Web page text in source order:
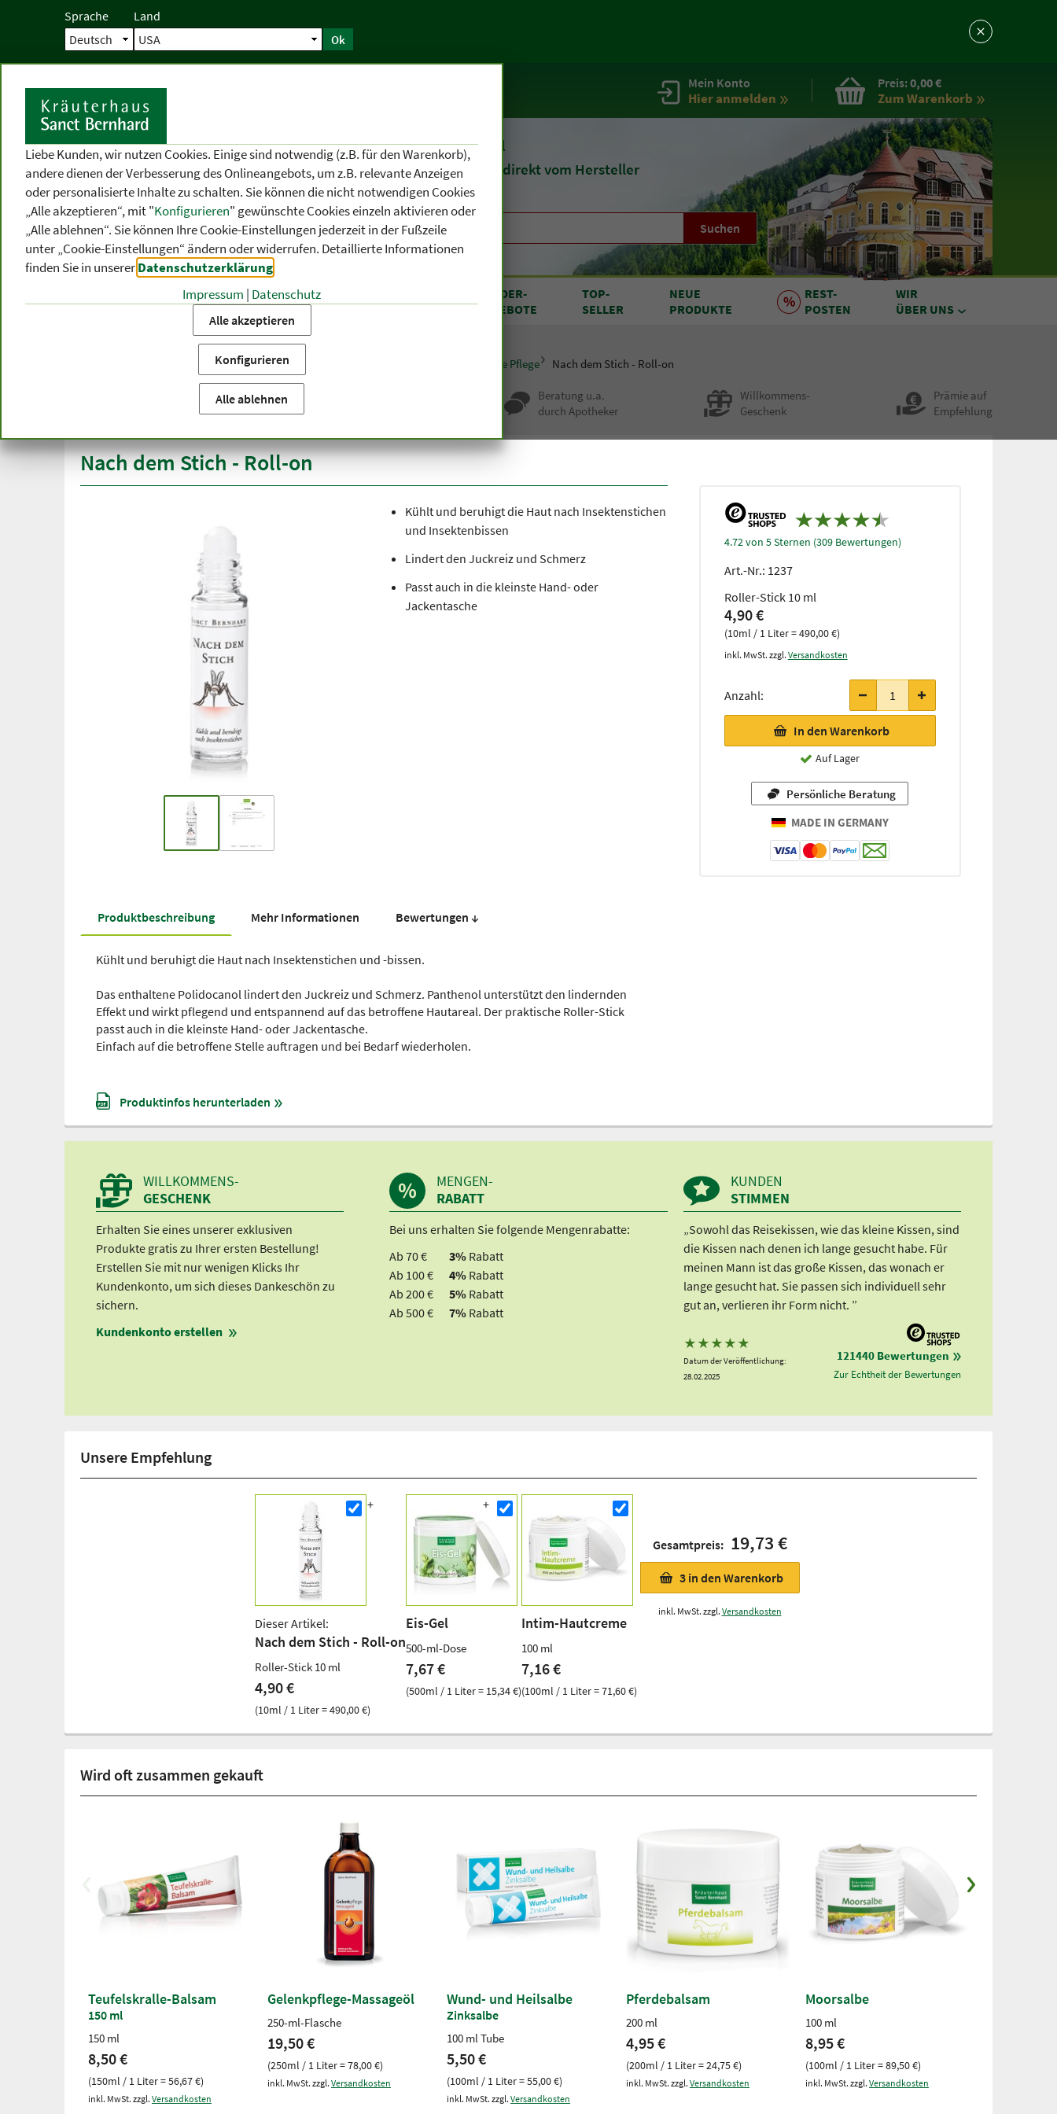
Sprache Land
Ok
Startseite Mein Konto
Hier anmelden
Preis:0,00 €
Zum Warenkorb
Seit 1903Naturheilmittel
undKosmetik direkt vom Hersteller
Suchen
KATEGORIEN
THEMEN-
BEREICHE
VON A BIS Z
SONDER-
ANGEBOTE
TOP-
SELLER
NEUE
PRODUKTE
REST-
POSTEN
WIR
ÜBER UNS
Startseite Produktkategorien Besondere Pflege
Nach dem Stich - Roll-on
Beratung u.a.
durch Apotheker
Willkommens-
Geschenk
Prämie auf
Empfehlung
Nach dem Stich - Roll-on
4.72 von 5 Sternen (309 Bewertungen)
Art.-Nr.: 1237
Roller-Stick 10 ml
4,90 €
(10ml / 1 Liter = 490,00 €)
inkl. MwSt. zzgl. Versandkosten
Anzahl:
In den Warenkorb
Auf Lager
Persönliche Beratung
Kühlt und beruhigt die Haut nach Insektenstichen
und Insektenbissen
Lindert den Juckreiz und Schmerz
Passt auch in die kleinste Hand- oder
Jackentasche
Produkt­beschreibung Mehr Informationen Bewer­tungen ↓
Kühlt und beruhigt die Haut nach Insektenstichen und -bissen.
Das enthaltene Polidocanol lindert den Juckreiz und Schmerz. Panthenol unterstützt den lindernden
Effekt und wirkt pflegend und entspannend auf das betroffene Hautareal. Der praktische Roller-Stick
passt auch in die kleinste Hand- oder Jackentasche.
Einfach auf die betroffene Stelle auftragen und bei Bedarf wiederholen.
Produktinfos herunterladen
Unsere Empfehlung
Dieser Artikel:
Nach dem Stich - Roll-on
Roller-Stick 10 ml
4,90 €
(10ml / 1 Liter = 490,00 €)
Eis-Gel
500-ml-Dose
7,67 €
(500ml / 1 Liter = 15,34 €)
Intim-Hautcreme
100 ml
7,16 €
(100ml / 1 Liter = 71,60 €)
Gesamtpreis: 19,73 €
3 in den Warenkorb
inkl. MwSt. zzgl. Versandkosten
Wird oft zusammen gekauft
Teufelskralle-Balsam
150 ml
150 ml
8,50 €
(150ml / 1 Liter = 56,67 €)
inkl. MwSt. zzgl. Versandkosten
Gelenkpflege-Massageöl
250-ml-Flasche
19,50 €
(250ml / 1 Liter = 78,00 €)
inkl. MwSt. zzgl. Versandkosten
Wund- und Heilsalbe
Zinksalbe
100 ml Tube
5,50 €
(100ml / 1 Liter = 55,00 €)
inkl. MwSt. zzgl. Versandkosten
Pferdebalsam
200 ml
4,95 €
(200ml / 1 Liter = 24,75 €)
inkl. MwSt. zzgl. Versandkosten
Moorsalbe
100 ml
8,95 €
(100ml / 1 Liter = 89,50 €)
inkl. MwSt. zzgl. Versandkosten
WILLKOMMENS-
GESCHENK
Erhalten Sie eines unserer exklusiven
Produkte gratis zu Ihrer ersten Bestellung!
Erstellen Sie mit nur wenigen Klicks Ihr
Kundenkonto, um sich dieses Dankeschön zu
sichern.
Kundenkonto erstellen
MENGEN-
RABATT
Bei uns erhalten Sie folgende Mengenrabatte:
Ab 70 €
3% Rabatt
Ab 100 €
4% Rabatt
Ab 200 €
5% Rabatt
Ab 500 €
7% Rabatt
KUNDEN
STIMMEN
„Sowohl das Reisekissen, wie das kleine Kissen, sind
die Kissen nach denen ich lange gesucht habe. Für
meinen Mann ist das große Kissen, das wonach er
lange gesucht hat. Sie passen sich individuell sehr
gut an, verlieren ihr Form nicht. ”
★ ★ ★ ★ ★
Datum der Veröffentlichung:
28.02.2025
121440 Bewertungen
Zur Echtheit der Bewertungen
Liebe Kunden, wir nutzen Cookies. Einige sind notwendig (z.B. für den Warenkorb),
andere dienen der Verbesserung des Onlineangebots, um z.B. relevante Anzeigen
oder personalisierte Inhalte zu schalten. Sie können die nicht notwendigen Cookies
„Alle akzeptieren“, mit "Konfigurieren" gewünschte Cookies einzeln aktivieren oder
„Alle ablehnen“. Sie können Ihre Cookie-Einstellungen jederzeit in der Fußzeile
unter „Cookie-Einstellungen“ ändern oder widerrufen. Detaillierte Informationen
finden Sie in unsererDatenschutzerklärung
Impressum | Datenschutz
Alle akzeptieren
Konfigurieren
Alle ablehnen